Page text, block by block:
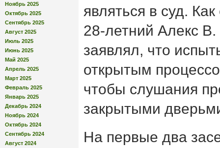
Ноябрь 2025
Октябрь 2025
Сентябрь 2025
Август 2025
Июль 2025
Июнь 2025
Май 2025
Апрель 2025
Март 2025
Февраль 2025
Январь 2025
Декабрь 2024
Ноябрь 2024
Октябрь 2024
Сентябрь 2024
Август 2024
являться в суд.
28-летний Алекс
заявлял, что
открытым
чтобы слушания
закрытыми
На первые два